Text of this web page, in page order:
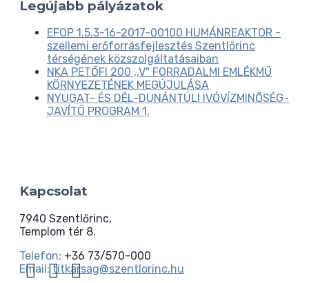
Legújabb pályázatok
EFOP 1.5.3-16-2017-00100 HUMÁNREAKTOR -
szellemi erőforrásfejlesztés Szentlőrinc
térségének közszolgáltatásaiban
NKA PETŐFI 200 ,,V" FORRADALMI EMLÉKMŰ
KÖRNYEZETÉNEK MEGÚJULÁSA
NYUGAT- ÉS DÉL-DUNÁNTÚLI IVÓVÍZMINŐSÉG-
JAVÍTÓ PROGRAM 1.
Kapcsolat
7940 Szentlőrinc,
Templom tér 8.
Telefon: +36 73/570-000
Email: titkarsag@szentlorinc.hu